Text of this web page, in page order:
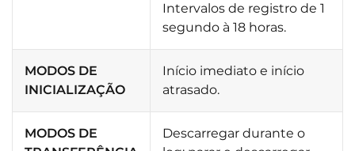
Intervalos de registro de 1
segundo à 18 horas.
MODOS DE
INICIALIZAÇÃO
Início imediato e início
atrasado.
MODOS DE
Descarregar durante o